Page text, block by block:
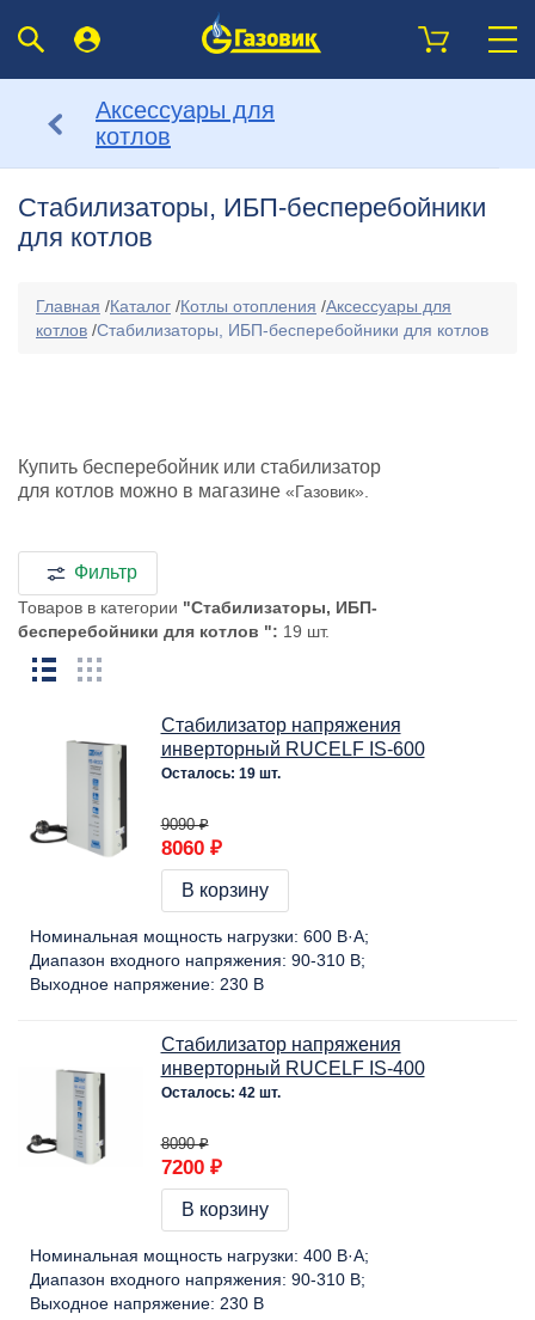
Аксессуары для
котлов
Стабилизаторы, ИБП-бесперебойники
для котлов
Главная /Каталог /Котлы отопления /Аксессуары для
котлов /Стабилизаторы, ИБП-бесперебойники для котлов
Купить бесперебойник или стабилизатор
для котлов можно в магазине «Газовик».
Фильтр
Товаров в категории "Стабилизаторы, ИБП-
бесперебойники для котлов ": 19 шт.
Стабилизатор напряжения
инверторный RUCELF IS-600
Осталось: 19 шт.
9090 ₽
8060 ₽
В корзину
Номинальная мощность нагрузки: 600 В·А
Диапазон входного напряжения: 90-310 В
Выходное напряжение: 230 В
Стабилизатор напряжения
инверторный RUCELF IS-400
Осталось: 42 шт.
8090 ₽
7200 ₽
В корзину
Номинальная мощность нагрузки: 400 В·А
Диапазон входного напряжения: 90-310 В
Выходное напряжение: 230 В